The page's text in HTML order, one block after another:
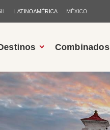
LATINOAMÉRICA MÉXICO
Combinados